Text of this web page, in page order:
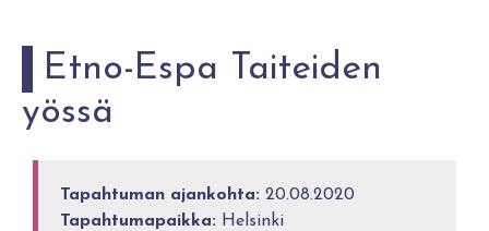
Etno-Espa Taiteiden
yössä
Tapahtuman ajankohta: 20.08.2020
Tapahtumapaikka: Helsinki